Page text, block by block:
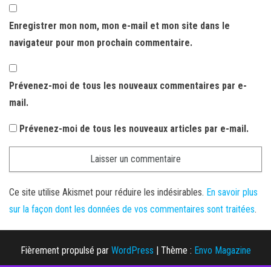
Enregistrer mon nom, mon e-mail et mon site dans le
navigateur pour mon prochain commentaire.
Prévenez-moi de tous les nouveaux commentaires par e-
mail.
Prévenez-moi de tous les nouveaux articles par e-mail.
Ce site utilise Akismet pour réduire les indésirables. En savoir plus
sur la façon dont les données de vos commentaires sont traitées.
Fièrement propulsé par WordPress | Thème : Envo Magazine